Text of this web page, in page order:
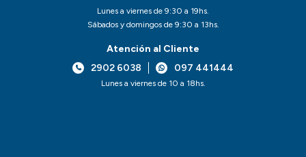
Lunes a viernes de 9:30 a 19hs.
Sábados y domingos de 9:30 a 13hs.
Atención al Cliente
2902 6038
097 441444
Lunes a viernes de 10 a 18hs.